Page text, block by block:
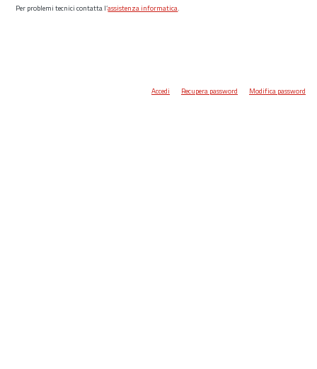
Per problemi tecnici contatta l’assistenza informatica.
Accedi Recupera password Modifica password